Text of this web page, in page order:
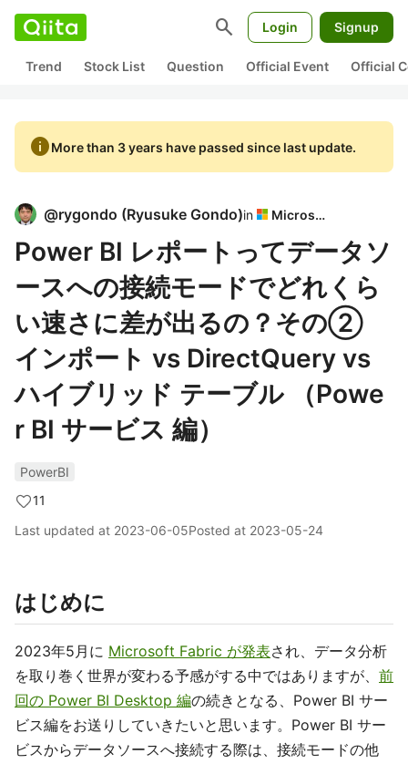
search Login Signup
Trend Stock List Question Official Event Official
infoMore than 3 years have passed since last update.
@rygondo (Ryusuke Gondo)in Microsoft
Power BI レポートってデータソ
ースへの接続モードでどれくら
い速さに差が出るの？その②
インポート vs DirectQuery vs
ハイブリッド テーブル （Powe
r BI サービス 編）
PowerBI
11
Last updated at 2023-06-05Posted at 2023-05-24
はじめに
2023年5月に Microsoft Fabric が発表され、データ分析
を取り巻く世界が変わる予感がする中ではありますが、 前
回の Power BI Desktop 編の続きとなる、Power BI サー
ビス編をお送りしていきたいと思います。Power BI サー
ビスからデータソースへ接続する際は、接続モードの他